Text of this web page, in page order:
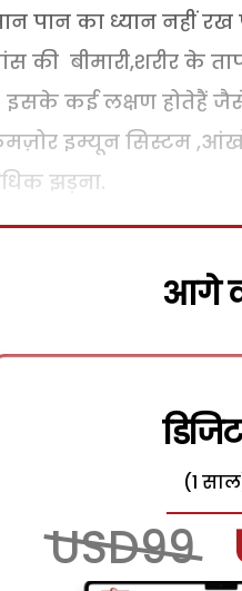
पान का ध्यान नहीं
की बीमारी,शरीर के
इसके कई लक्षण होतेहैं जैसे
इम्यून सिस्टम ,आंखों
झड़ना.
आगे
(1
USD99